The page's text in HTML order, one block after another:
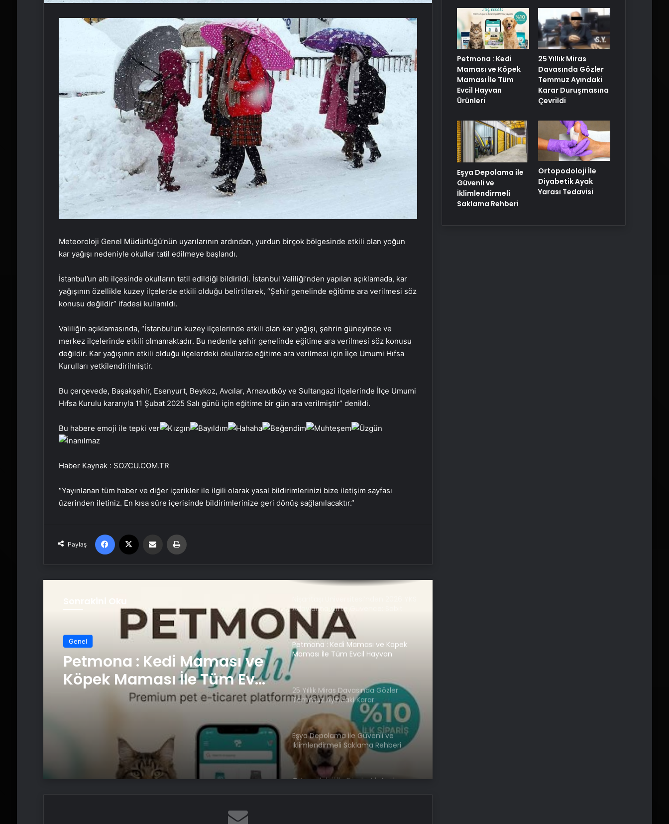
Meteoroloji Genel Müdürlüğü’nün uyarılarının ardından, yurdun birçok bölgesinde etkili olan yoğun
kar yağışı nedeniyle okullar tatil edilmeye başlandı.
İstanbul’un altı ilçesinde okulların tatil edildiği bildirildi. İstanbul Valiliği’nden yapılan açıklamada, kar
yağışının özellikle kuzey ilçelerde etkili olduğu belirtilerek, “Şehir genelinde eğitime ara verilmesi söz
konusu değildir” ifadesi kullanıldı.
Valiliğin açıklamasında, “İstanbul’un kuzey ilçelerinde etkili olan kar yağışı, şehrin güneyinde ve
merkez ilçelerinde etkili olmamaktadır. Bu nedenle şehir genelinde eğitime ara verilmesi söz konusu
değildir. Kar yağışının etkili olduğu ilçelerdeki okullarda eğitime ara verilmesi için İlçe Umumi Hıfsa
Kurulları yetkilendirilmiştir.
Bu çerçevede, Başakşehir, Esenyurt, Beykoz, Avcılar, Arnavutköy ve Sultangazi ilçelerinde İlçe Umumi
Hıfsa Kurulu kararıyla 11 Şubat 2025 Salı günü için eğitime bir gün ara verilmiştir” denildi.
Bu habere emoji ile tepki ver
Haber Kaynak : SOZCU.COM.TR
“Yayınlanan tüm haber ve diğer içerikler ile ilgili olarak yasal bildirimlerinizi bize iletişim sayfası
üzerinden iletiniz. En kısa süre içerisinde bildirimlerinize geri dönüş sağlanılacaktır.”
Paylaş
Facebook Email'den paylaş
Genel
Petmona : Kedi Maması ve
Köpek Maması İle Tüm Evcil
Hayvan Ürünleri
Reklam Ajansı, SEO Ajansı ve Web
Bahçe Mobilyaları Seçimi için Pratik
Adaylarına Çifte Güvence: Sabit
Ücret ve Kesintisiz Burs
Petmona : Kedi Maması ve Köpek
Maması İle Tüm Evcil Hayvan
Ürünleri
25 Yıllık Miras Davasında Gözler
Temmuz Ayındaki Karar
Duruşmasına Çevrildi
Eşya Depolama ile Güvenli ve
İklimlendirmeli Saklama Rehberi
Ortopodoloji İle Diyabetik Ayak
Petmona : Kedi
Maması ve Köpek
Maması İle Tüm
Evcil Hayvan
Ürünleri
25 Yıllık Miras
Davasında Gözler
Temmuz Ayındaki
Karar Duruşmasına
Çevrildi
Eşya Depolama ile
Güvenli ve
İklimlendirmeli
Saklama Rehberi
Ortopodoloji İle
Diyabetik Ayak
Yarası Tedavisi